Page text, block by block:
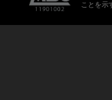
ことを示